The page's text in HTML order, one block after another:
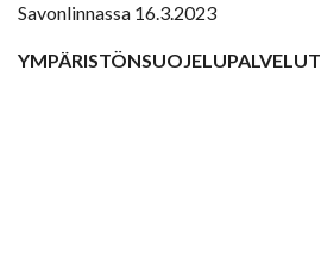
Savonlinnassa 16.3.2023
YMPÄRISTÖNSUOJELUPALVELUT